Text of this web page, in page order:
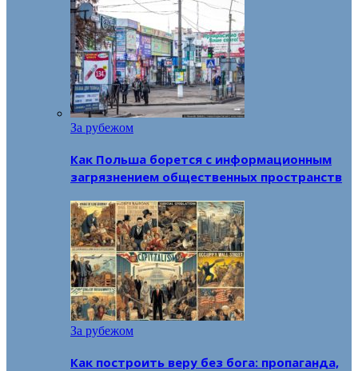
За рубежом
Как Польша борется с информационным
загрязнением общественных пространств
За рубежом
Как построить веру без бога: пропаганда,